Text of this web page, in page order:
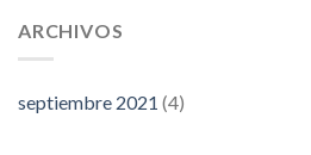
ARCHIVOS
septiembre 2021 (4)